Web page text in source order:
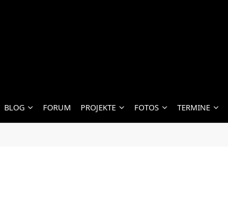
BLOG FORUM PROJEKTE FOTOS TERMINE